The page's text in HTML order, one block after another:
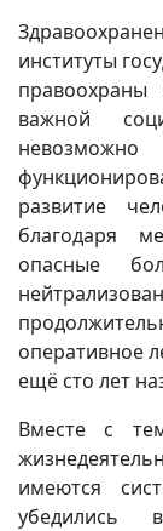
институты
важной
развитие
благодаря
опасные
оперативное
ещё сто лет
Вместе с
имеются
убедились